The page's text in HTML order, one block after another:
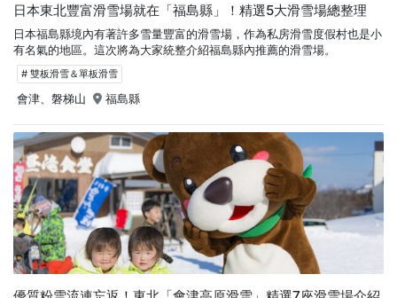
日本東北豐富滑雪場就在「福島縣」！精選5大滑雪場總整理
日本福島縣境內有著許多雪量豐富的滑雪場，作為私房滑雪度假村也是小
有名氣的地區。這次將為大家統整介紹福島縣內推薦的滑雪場。
# 雙板滑雪＆單板滑雪
會津、磐梯山 福島縣